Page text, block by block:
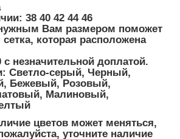
38 40 42 44 46
Вам размером поможет
которая расположена
незначительной доплатой.
Светло-серый, Черный,
Бежевый, Розовый,
Малиновый,
цветов может меняться,
уточните наличие